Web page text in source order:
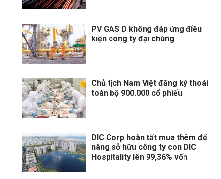
PV GAS D không đáp ứng điều
kiện công ty đại chúng
Chủ tịch Nam Việt đăng ký thoái
toàn bộ 900.000 cổ phiếu
DIC Corp hoàn tất mua thêm để
nâng sở hữu công ty con DIC
Hospitality lên 99,36% vốn